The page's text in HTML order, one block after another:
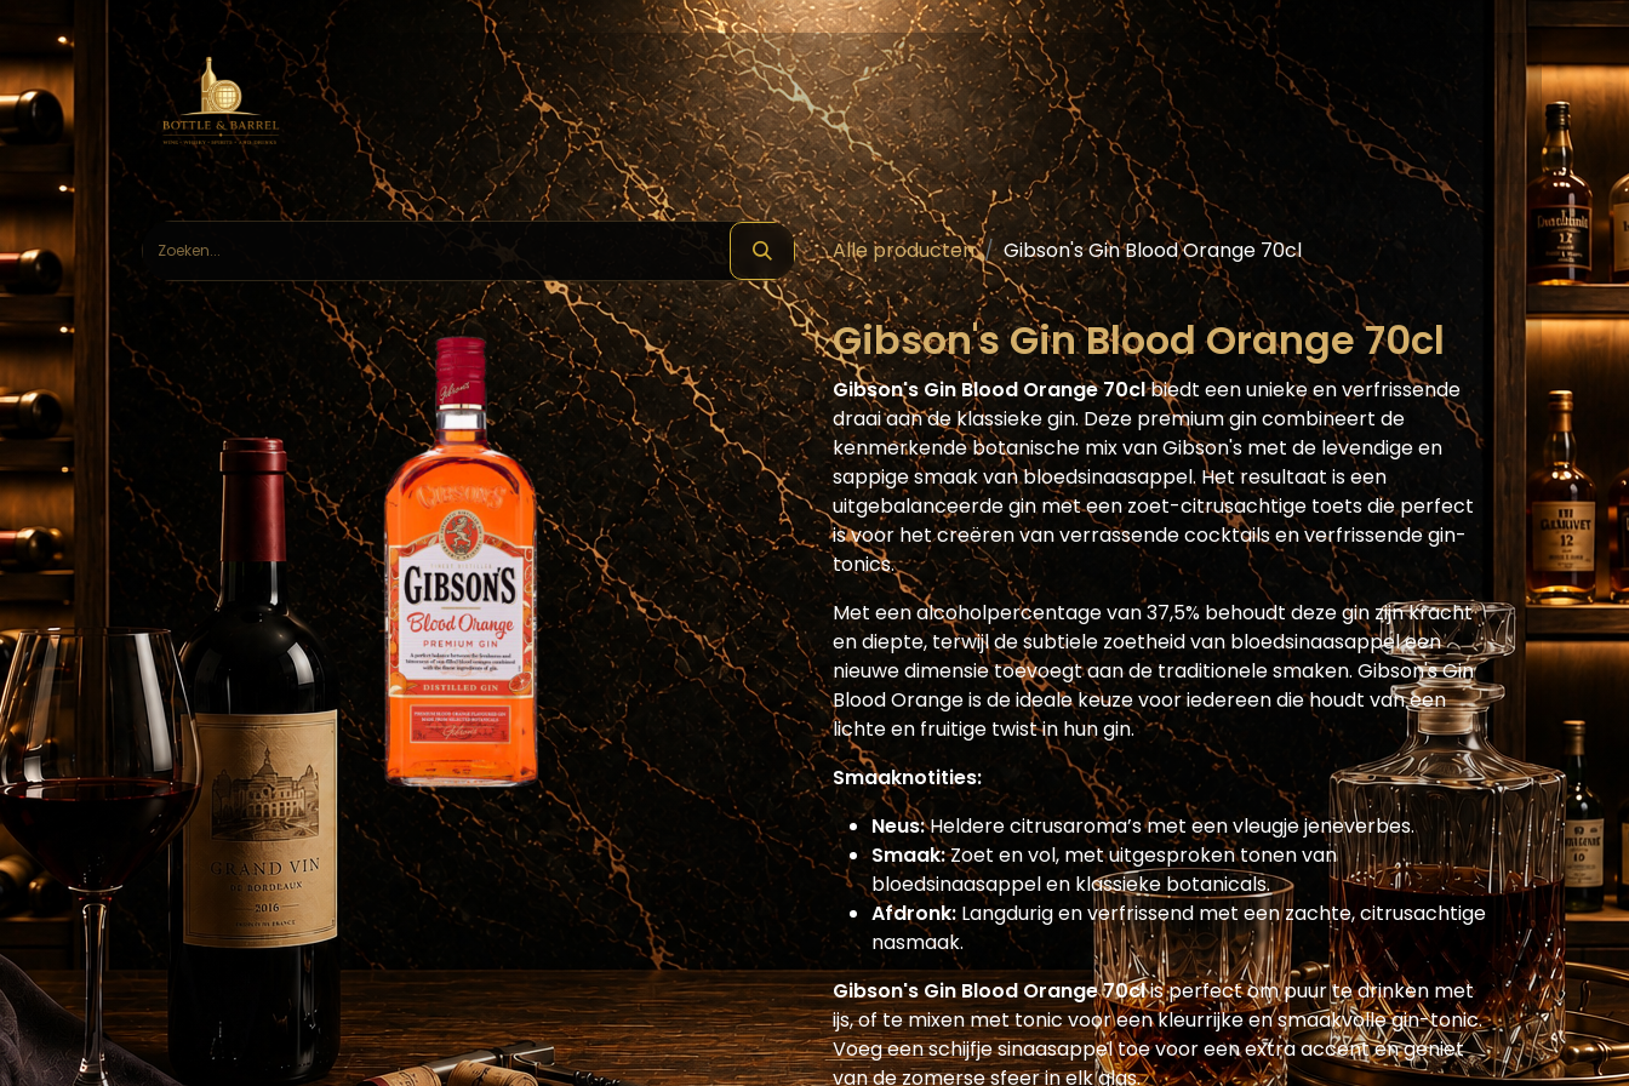
Home Webshop Schilde ( Wines & Spirits ) Masterclass Assortiment Blog Horecaplatform
Alle producten Gibson's Gin Blood Orange 70cl
Gibson's Gin Blood Orange 70cl
Gibson's Gin Blood Orange 70clbiedt een unieke en verfrissende
draai aan de klassieke gin. Deze premium gin combineert de
kenmerkende botanische mix van Gibson's met de levendige en
sappige smaak van bloedsinaasappel. Het resultaat is een
uitgebalanceerde gin met een zoet-citrusachtige toets die perfect
is voor het creëren van verrassende cocktails en verfrissende gin-
tonics.
Met een alcoholpercentage van 37,5% behoudt deze gin zijn kracht
en diepte, terwijl de subtiele zoetheid van bloedsinaasappel een
nieuwe dimensie toevoegt aan de traditionele smaken. Gibson's Gin
Blood Orange is de ideale keuze voor iedereen die houdt van een
lichte en fruitige twist in hun gin.
Smaaknotities:
Neus:Heldere citrusaroma’s met een vleugje jeneverbes.
Smaak:Zoet en vol, met uitgesproken tonen van
bloedsinaasappel en klassieke botanicals.
Afdronk:Langdurig en verfrissend met een zachte, citrusachtige
nasmaak.
Gibson's Gin Blood Orange 70clis perfect om puur te drinken met
ijs, of te mixen met tonic voor een kleurrijke en smaakvolle gin-tonic.
Voeg een schijfje sinaasappel toe voor een extra accent en geniet
van de zomerse sfeer in elk glas.